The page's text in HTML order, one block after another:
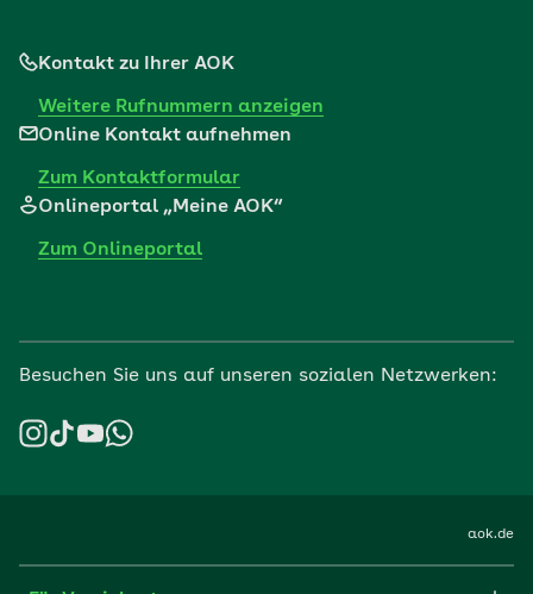
Kontakt zu Ihrer AOK
Weitere Rufnummern anzeigen
Online Kontakt aufnehmen
Zum Kontaktformular
Onlineportal „Meine AOK“
Zum Onlineportal
Besuchen Sie uns auf unseren sozialen Netzwerken:
aok.de